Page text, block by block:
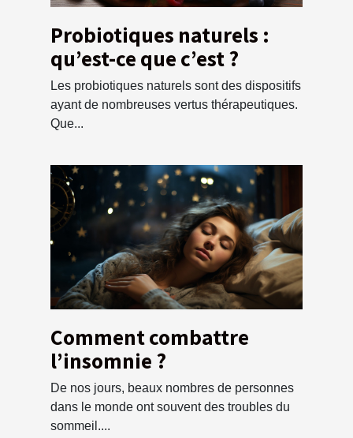
Probiotiques naturels :
qu’est-ce que c’est ?
Les probiotiques naturels sont des dispositifs
ayant de nombreuses vertus thérapeutiques.
Que...
Comment combattre
l’insomnie ?
De nos jours, beaux nombres de personnes
dans le monde ont souvent des troubles du
sommeil....